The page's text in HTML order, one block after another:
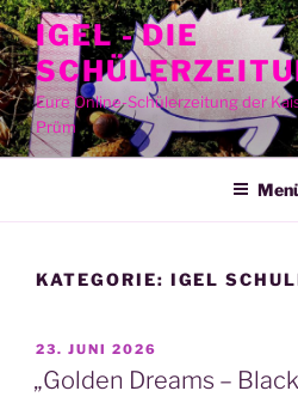
Zum
Inhalt
springen
IGEL - DIE
Eure Online-Schülerzeitung der
Prüm
KATEGORIE: IGEL
VERÖFFENTLICHT
AM
23. JUNI 2026
„Golden Dreams –